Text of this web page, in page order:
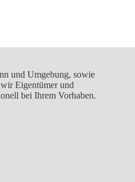
und Umgebung, sowie
Eigentümer und
bei Ihrem Vorhaben.